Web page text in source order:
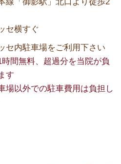
線「御影駅」北口より徒歩2
セ横すぐ
セ内駐車場をご利用下さい
間無料、超過分を当院が負
す
場以外での駐車費用は負担し